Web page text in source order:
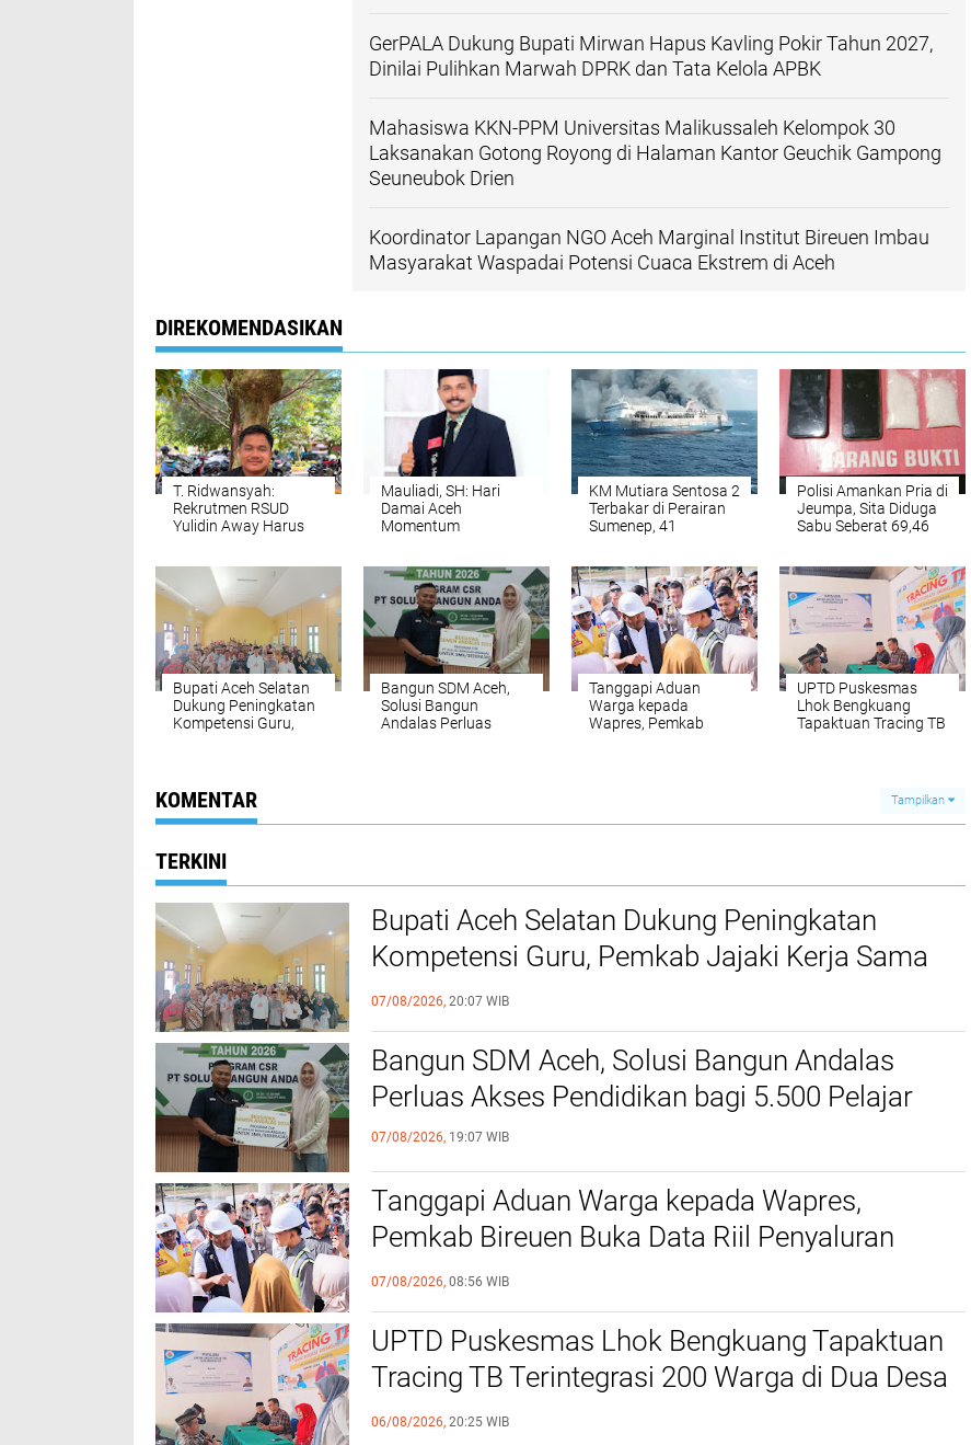
GerPALA Dukung Bupati Mirwan Hapus Kavling Pokir Tahun 2027,
Dinilai Pulihkan Marwah DPRK dan Tata Kelola APBK
Mahasiswa KKN-PPM Universitas Malikussaleh Kelompok 30
Laksanakan Gotong Royong di Halaman Kantor Geuchik Gampong
Seuneubok Drien
Koordinator Lapangan NGO Aceh Marginal Institut Bireuen Imbau
Masyarakat Waspadai Potensi Cuaca Ekstrem di Aceh
DIREKOMENDASIKAN
T. Ridwansyah:
Rekrutmen RSUD
Yulidin Away Harus
Direktur
Mauliadi, SH: Hari
Damai Aceh
Momentum
Mendorong
Pembangunan
Berkelanjutan
KM Mutiara Sentosa 2
Terbakar di Perairan
Sumenep, 41
Polisi Amankan Pria di
Jeumpa, Sita Diduga
Sabu Seberat 69,46
Bupati Aceh Selatan
Dukung Peningkatan
Kompetensi Guru,
‎Bangun SDM Aceh,
Solusi Bangun
Andalas Perluas
Tanggapi Aduan
Warga kepada
Wapres, Pemkab
UPTD Puskesmas
Lhok Bengkuang
Tapaktuan ‎Tracing TB
Kesehatan Gratis
KOMENTAR Tampilkan
TERKINI
Bupati Aceh Selatan Dukung Peningkatan
Kompetensi Guru, Pemkab Jajaki Kerja Sama
dengan Pascasarjana USK
07/08/2026, 20:07 WIB
‎Bangun SDM Aceh, Solusi Bangun Andalas
Perluas Akses Pendidikan bagi 5.500 Pelajar ‎
07/08/2026, 19:07 WIB
Tanggapi Aduan Warga kepada Wapres,
Pemkab Bireuen Buka Data Riil Penyaluran
Bantuan Banjir
07/08/2026, 08:56 WIB
UPTD Puskesmas Lhok Bengkuang Tapaktuan
‎Tracing TB Terintegrasi 200 Warga di Dua Desa
Melalui Cek Kesehatan Gratis
06/08/2026, 20:25 WIB